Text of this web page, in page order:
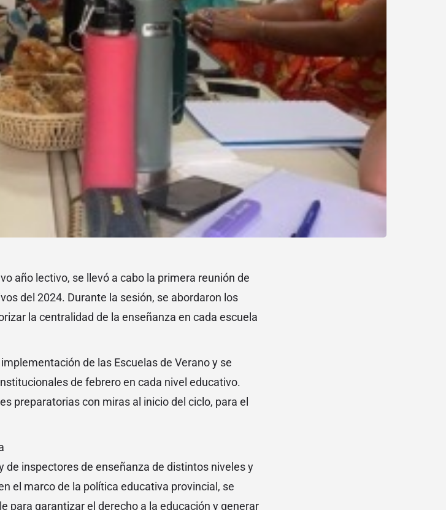
año lectivo, se llevó a cabo la primera reunión de
del 2024. Durante la sesión, se abordaron los
la centralidad de la enseñanza en cada escuela
de las Escuelas de Verano y se
de febrero en cada nivel educativo.
preparatorias con miras al inicio del ciclo, para el
de inspectores de enseñanza de distintos niveles y
el marco de la política educativa provincial, se
para garantizar el derecho a la educación y generar